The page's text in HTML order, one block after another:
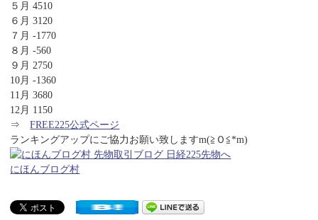
５月 4510
６月 3120
７月 -1770
８月 -560
９月 2750
10月 -1360
11月 3680
12月 1150
⇒FREE225公式ページ
ランキングアップにご協力お願い致しますm(≧Ｏ≦*m)
にほんブログ村